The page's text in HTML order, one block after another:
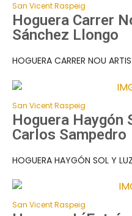
San Vicent Raspeig
Hoguera Carrer
Sánchez Llongo
HOGUERA CARRER NOU
San Vicent Raspeig
Hoguera Haygón
Carlos Sampedro
HOGUERA HAYGÓN SOL Y
San Vicent Raspeig